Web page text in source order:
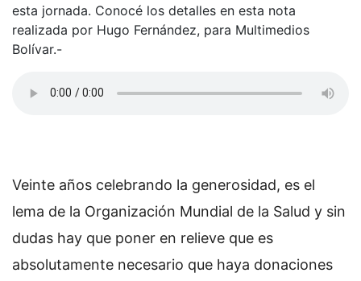
esta jornada. Conocé los detalles en esta nota
realizada por Hugo Fernández, para Multimedios
Bolívar.-
Veinte años celebrando la generosidad, es el
lema de la Organización Mundial de la Salud y sin
dudas hay que poner en relieve que es
absolutamente necesario que haya donaciones